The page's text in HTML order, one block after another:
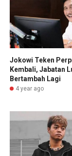
Jokowi Teken
Kembali, Jabatan
Bertambah Lagi
4 year ago